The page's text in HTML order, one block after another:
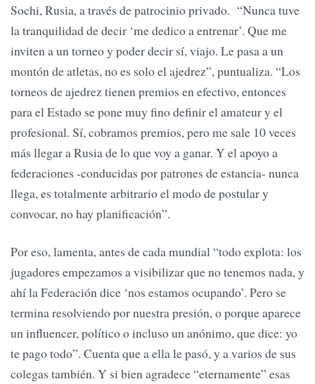
Sochi, Rusia, a través de patrocinio privado. “Nunca tuve
la tranquilidad de decir ‘me dedico a entrenar’. Que me
inviten a un torneo y poder decir sí, viajo. Le pasa a un
montón de atletas, no es solo el ajedrez”, puntualiza. “Los
torneos de ajedrez tienen premios en efectivo, entonces
para el Estado se pone muy fino definir el amateur y el
profesional. Sí, cobramos premios, pero me sale 10 veces
más llegar a Rusia de lo que voy a ganar. Y el apoyo a
federaciones -conducidas por patrones de estancia- nunca
llega, es totalmente arbitrario el modo de postular y
convocar, no hay planificación”.
Por eso, lamenta, antes de cada mundial “todo explota: los
jugadores empezamos a visibilizar que no tenemos nada, y
ahí la Federación dice ‘nos estamos ocupando’. Pero se
termina resolviendo por nuestra presión, o porque aparece
un influencer, político o incluso un anónimo, que dice: yo
te pago todo”. Cuenta que a ella le pasó, y a varios de sus
colegas también. Y si bien agradece “eternamente” esas